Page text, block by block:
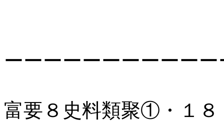
ーーーーーーーーーー
富要８史料類聚①・１